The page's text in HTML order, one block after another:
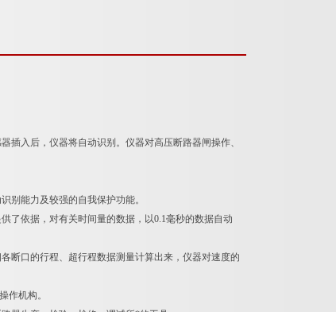
插入后，仪器将自动识别。仪器对高压断路器闸操作、
别能力及较强的自我保护功能。
了依据，对有关时间量的数据，以0.1毫秒的数据自动
断口的行程、超行程数据测量计算出来，仪器对速度的
作机构。